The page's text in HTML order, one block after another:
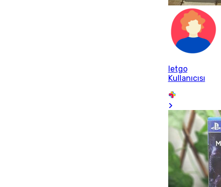
letgo
Kullanıcısı